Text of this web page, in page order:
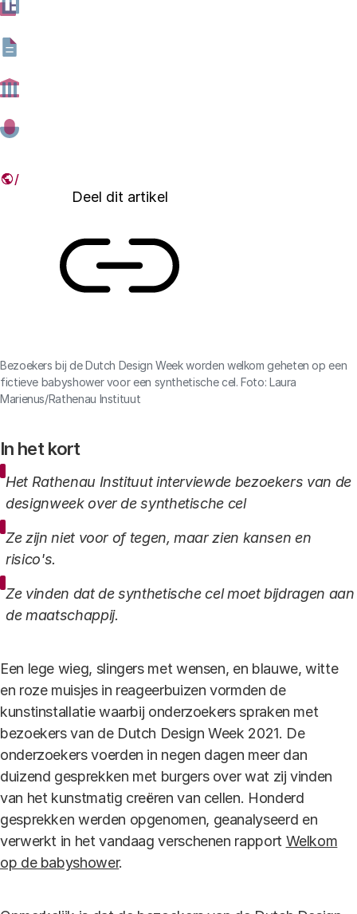
overheid innovatie van kunstmatige cellen stimuleert
nu vooral gebeurt, voor het stimuleren van de
Deel dit artikel
Bezoekers bij de Dutch Design Week worden welkom geheten op een
fictieve babyshower voor een synthetische cel. Foto: Laura
Marienus/Rathenau Instituut
In het kort
Het Rathenau Instituut interviewde bezoekers van de
designweek over de synthetische cel
Ze zijn niet voor of tegen, maar zien kansen en
risico's.
Ze vinden dat de synthetische cel moet bijdragen aan
de maatschappij.
Een lege wieg, slingers met wensen, en blauwe, witte
en roze muisjes in reageerbuizen vormden de
kunstinstallatie waarbij onderzoekers spraken met
bezoekers van de Dutch Design Week 2021. De
onderzoekers voerden in negen dagen meer dan
duizend gesprekken met burgers over wat zij vinden
van het kunstmatig creëren van cellen. Honderd
gesprekken werden opgenomen, geanalyseerd en
verwerkt in het vandaag verschenen rapport Welkom
op de babyshower.